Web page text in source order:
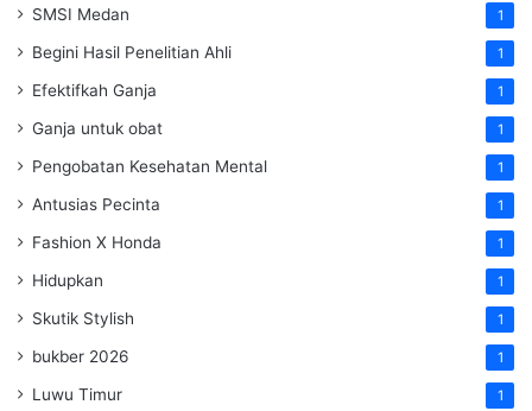
SMSI Medan 1
Begini Hasil Penelitian Ahli 1
Efektifkah Ganja 1
Ganja untuk obat 1
Pengobatan Kesehatan Mental 1
Antusias Pecinta 1
Fashion X Honda 1
Hidupkan 1
Skutik Stylish 1
bukber 2026 1
Luwu Timur 1